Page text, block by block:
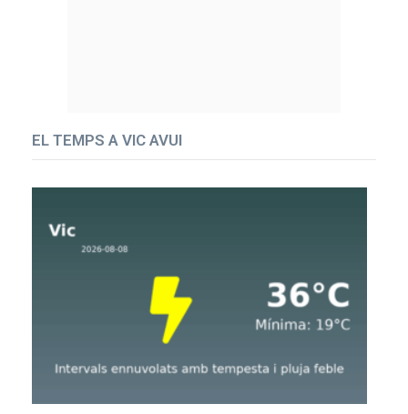
EL TEMPS A VIC AVUI